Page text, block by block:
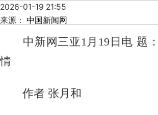
2026-01-19 21:55
来源： 中国新闻网
中新网三亚1月19日电 题
情
作者 张月和